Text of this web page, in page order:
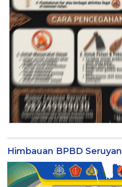
Himbauan BPBD Seruyan